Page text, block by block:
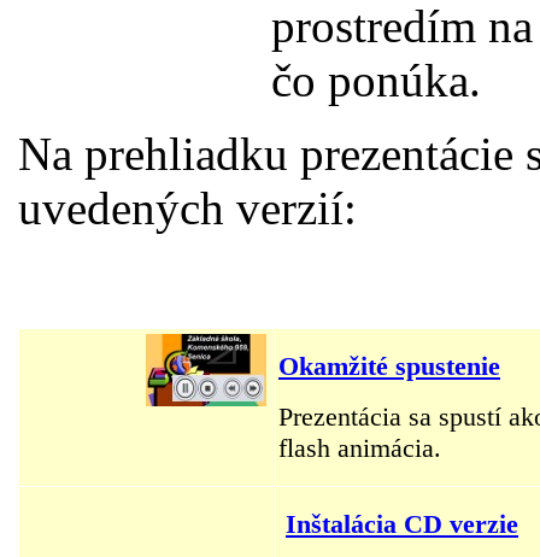
prostredím
čo ponúka.
Na prehliadku
uvedených verzií:
Okamžité spustenie
Prezentácia sa spustí
flash animácia.
Inštalácia CD verzie